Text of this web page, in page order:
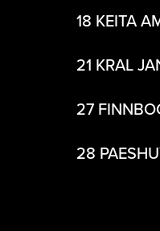
18 KEITA
21 KRAL
27
28